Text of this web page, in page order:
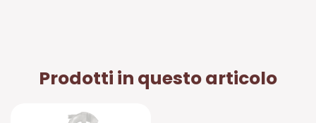
Prodotti in questo articolo